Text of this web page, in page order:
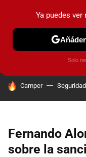
PRUEBAS
HOY SE HABLA DE
Camper Seguridad
Fernando
sobre la
Ya puedes
Solo